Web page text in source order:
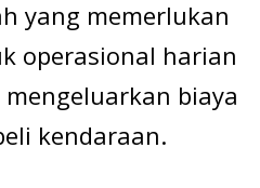
yang memerlukan
operasional harian
biaya
kendaraan.